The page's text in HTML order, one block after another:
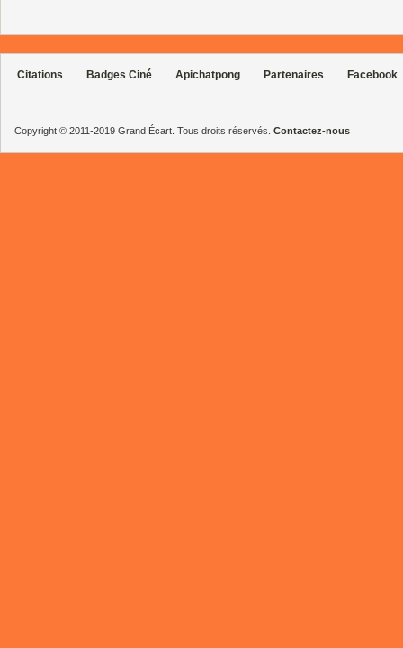
Citations Badges Ciné Apichatpong Partenaires Facebook
Copyright © 2011-2019 Grand Écart. Tous droits réservés. Contactez-nous